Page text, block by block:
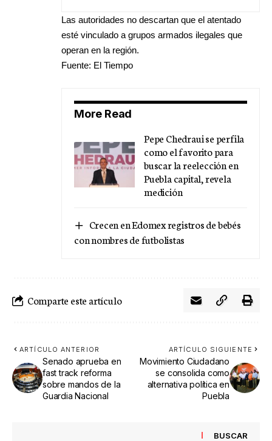
Las autoridades no descartan que el atentado
esté vinculado a grupos armados ilegales que
operan en la región.
Fuente: El Tiempo
More Read
Pepe Chedraui se perfila
como el favorito para
buscar la reelección en
Puebla capital, revela
medición
Crecen en Edomex registros de bebés
con nombres de futbolistas
Comparte este artículo
ARTÍCULO ANTERIOR
Senado aprueba en
fast track reforma
sobre mandos de la
Guardia Nacional
ARTÍCULO SIGUIENTE
Movimiento Ciudadano
se consolida como
alternativa política en
Puebla
BUSCAR